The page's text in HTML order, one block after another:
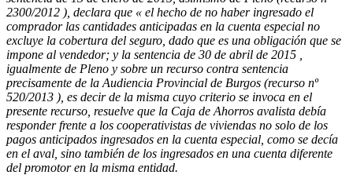
2300/2012 ), declara que « el hecho de no haber ingresado el
comprador las cantidades anticipadas en la cuenta especial no
excluye la cobertura del seguro, dado que es una obligación que se
impone al vendedor; y la sentencia de 30 de abril de 2015 ,
igualmente de Pleno y sobre un recurso contra sentencia
precisamente de la Audiencia Provincial de Burgos (recurso nº
520/2013 ), es decir de la misma cuyo criterio se invoca en el
presente recurso, resuelve que la Caja de Ahorros avalista debía
responder frente a los cooperativistas de viviendas no solo de los
pagos anticipados ingresados en la cuenta especial, como se decía
en el aval, sino también de los ingresados en una cuenta diferente
del promotor en la misma entidad.